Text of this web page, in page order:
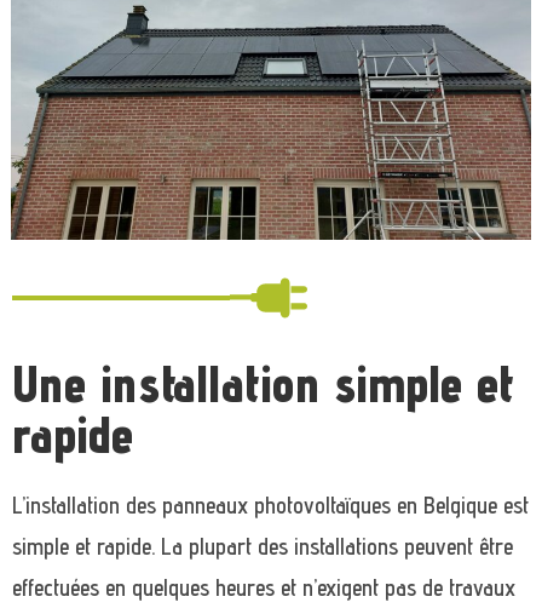
Une installation simple et
rapide
L’installation des panneaux photovoltaïques en Belgique est
simple et rapide. La plupart des installations peuvent être
effectuées en quelques heures et n’exigent pas de travaux